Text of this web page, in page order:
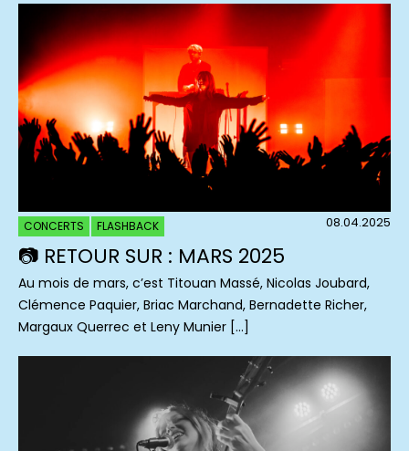
CONCERTS FLASHBACK 08.04.2025
📷 RETOUR SUR : MARS 2025
Au mois de mars, c’est Titouan Massé, Nicolas Joubard,
Clémence Paquier, Briac Marchand, Bernadette Richer,
Margaux Querrec et Leny Munier […]